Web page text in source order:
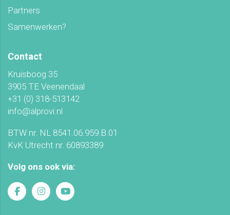
Partners
Samenwerken?
Contact
Kruisboog 35
3905 TE Veenendaal
+31 (0) 318-513142
info@alprovi.nl
BTW nr. NL 8541.06.959.B.01
KvK Utrecht nr. 60893389
Volg ons ook via: